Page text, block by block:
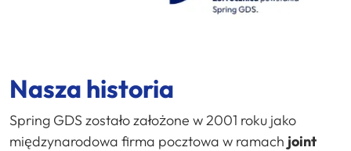
Nasza historia
Spring GDS zostało założone w 2001 roku jako
międzynarodowa firma pocztowa w ramach joint